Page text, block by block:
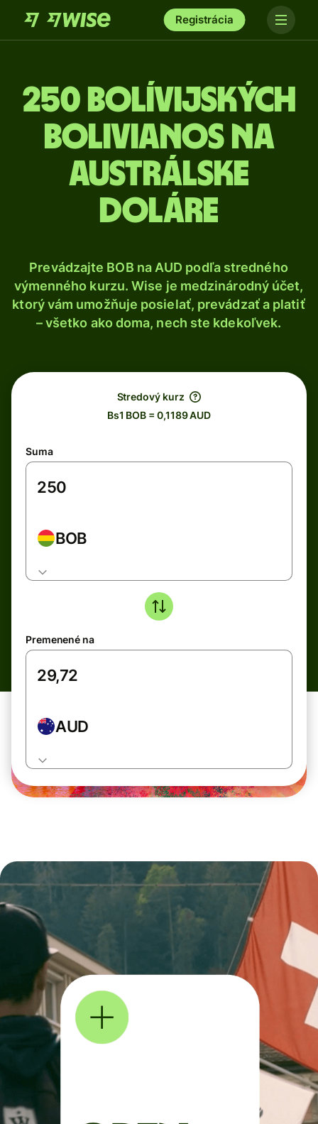
Registrácia
250 Bolívijských
bolivianos na
austrálske
doláre
Prevádzajte BOB na AUD podľa stredného
výmenného kurzu. Wise je medzinárodný účet,
ktorý vám umožňuje posielať, prevádzať a platiť
– všetko ako doma, nech ste kdekoľvek.
Stredový kurz
Bs1 BOB = 0,1189 AUD
Suma
BOB
Premenené na
AUD